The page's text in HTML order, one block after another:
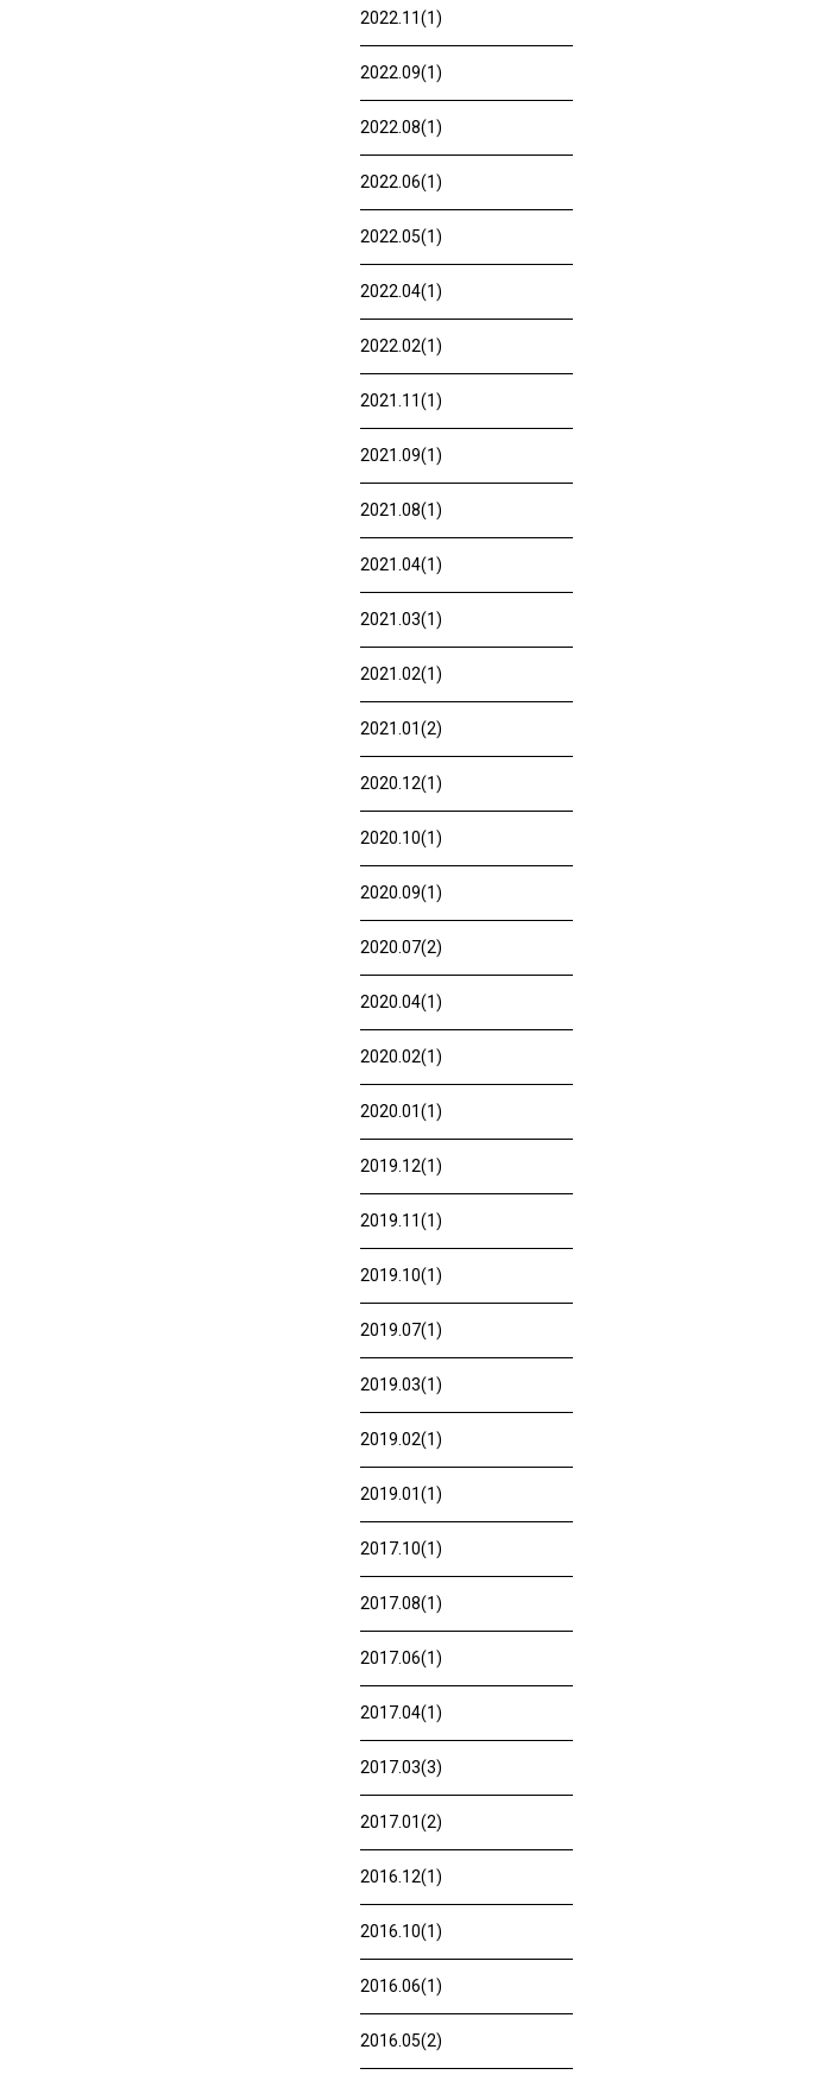
2022.11(1)
2022.09(1)
2022.08(1)
2022.06(1)
2022.05(1)
2022.04(1)
2022.02(1)
2021.11(1)
2021.09(1)
2021.08(1)
2021.04(1)
2021.03(1)
2021.02(1)
2021.01(2)
2020.12(1)
2020.10(1)
2020.09(1)
2020.07(2)
2020.04(1)
2020.02(1)
2020.01(1)
2019.12(1)
2019.11(1)
2019.10(1)
2019.07(1)
2019.03(1)
2019.02(1)
2019.01(1)
2017.10(1)
2017.08(1)
2017.06(1)
2017.04(1)
2017.03(3)
2017.01(2)
2016.12(1)
2016.10(1)
2016.06(1)
2016.05(2)